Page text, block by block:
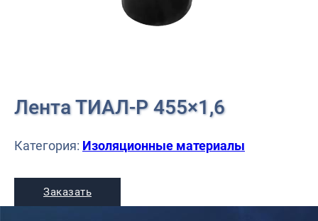
Лента ТИАЛ-Р 455×1,6
Категория: Изоляционные материалы
Заказать